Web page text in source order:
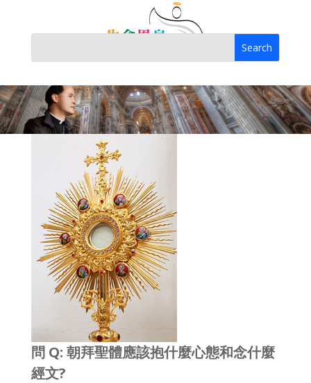
問 Q: 朝拜聖體應該抱什麼心態和念什麼
經文?